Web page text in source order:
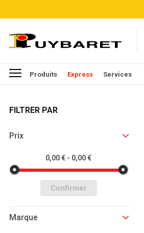
Produits Express Services
FILTRER PAR
Prix
0,00 € - 0,00 €
Confirmer
Marque